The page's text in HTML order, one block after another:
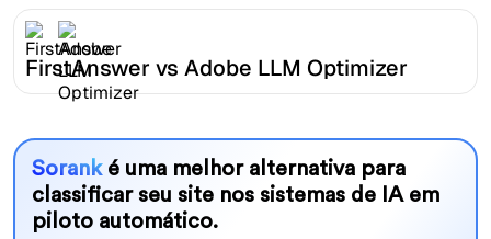
FirstAnswer vs Adobe LLM Optimizer
Sorank é uma melhor alternativa para
classificar seu site nos sistemas de IA em
piloto automático.